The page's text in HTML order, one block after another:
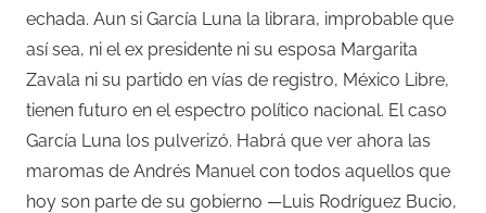
echada. Aun si García Luna la librara, improbable que
así sea, ni el ex presidente ni su esposa Margarita
Zavala ni su partido en vías de registro, México Libre,
tienen futuro en el espectro político nacional. El caso
García Luna los pulverizó. Habrá que ver ahora las
maromas de Andrés Manuel con todos aquellos que
hoy son parte de su gobierno —Luis Rodríguez Bucio,